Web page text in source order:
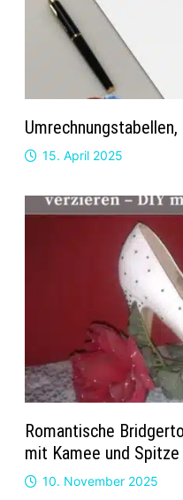
15. April 2025
Romantische
mit Kamee und Spitze
10. November 2025